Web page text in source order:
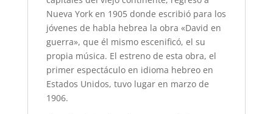
Nueva York en 1905 donde escribió para los
jóvenes de habla hebrea la obra «David en
guerra», que él mismo escenificó, el su
propia música. El estreno de esta obra, el
primer espectáculo en idioma hebreo en
Estados Unidos, tuvo lugar en marzo de
1906.